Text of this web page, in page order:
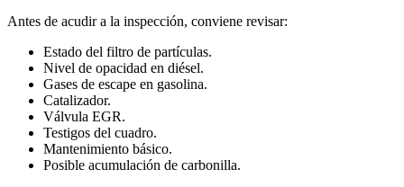
Antes de acudir a la inspección, conviene revisar:
Estado del filtro de partículas.
Nivel de opacidad en diésel.
Gases de escape en gasolina.
Catalizador.
Válvula EGR.
Testigos del cuadro.
Mantenimiento básico.
Posible acumulación de carbonilla.